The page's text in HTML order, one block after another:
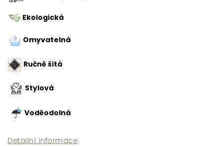
Ekologická
Omyvatelná
Ručně šitá
Stylová
Voděodolná
Detailní informace